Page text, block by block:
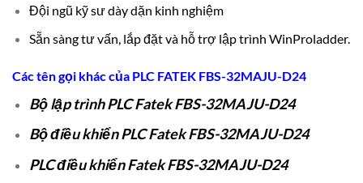
Đội ngũ kỹ sư dày dặn kinh nghiệm
Sẵn sàng tư vấn, lắp đặt và hỗ trợ lập trình WinProladder.
Các tên gọi khác của PLC FATEK FBS-32MAJU-D24
Bộ lập trình PLC Fatek FBS-32MAJU-D24
Bộ điều khiển PLC Fatek FBS-32MAJU-D24
PLC điều khiển Fatek FBS-32MAJU-D24